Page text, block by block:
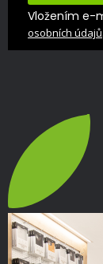
Vložením e-
osobních údajů.